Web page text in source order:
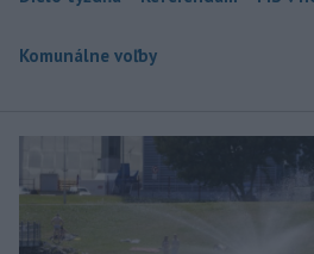
Komunálne voľby